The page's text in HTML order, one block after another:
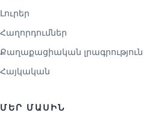
Լուրեր
Հաղորդումներ
Քաղաքացիական լրագրություն
Հայկական
ՄԵՐ ՄԱՍԻՆ